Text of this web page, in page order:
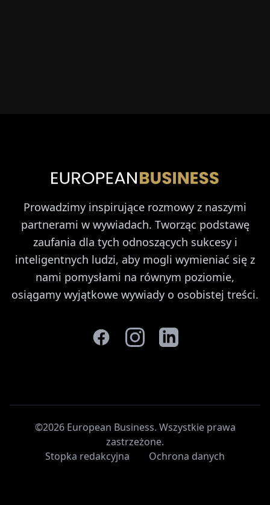
Prowadzimy inspirujące rozmowy z naszymi
partnerami w wywiadach. Tworząc podstawę
zaufania dla tych odnoszących sukcesy i
inteligentnych ludzi, aby mogli wymieniać się z
nami pomysłami na równym poziomie,
osiągamy wyjątkowe wywiady o osobistej treści.
©2026 European Business. Wszystkie prawa
zastrzeżone.
Stopka redakcyjna
Ochrona danych